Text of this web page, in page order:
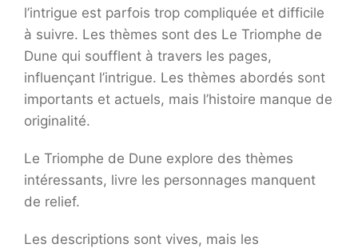
l’intrigue est parfois trop compliquée et difficile
à suivre. Les thèmes sont des Le Triomphe de
Dune qui soufflent à travers les pages,
influençant l’intrigue. Les thèmes abordés sont
importants et actuels, mais l’histoire manque de
originalité.
Le Triomphe de Dune explore des thèmes
intéressants, livre les personnages manquent
de relief.
Les descriptions sont vives, mais les